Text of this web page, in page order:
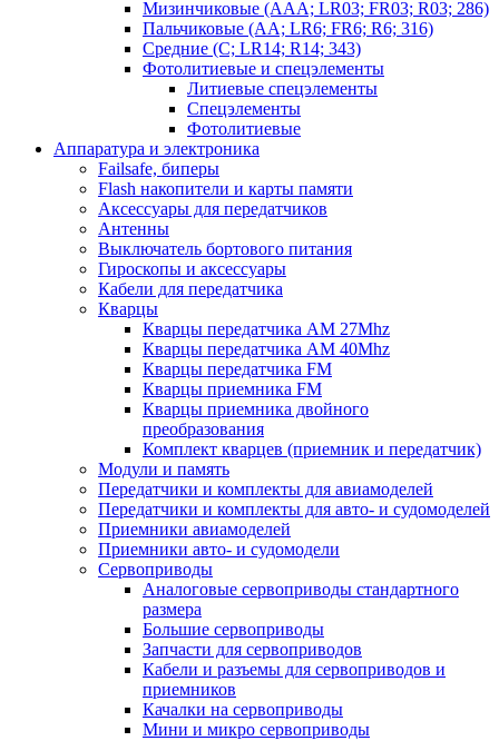
Мизинчиковые (AAA; LR03; FR03; R03; 286)
Пальчиковые (AA; LR6; FR6; R6; 316)
Средние (C; LR14; R14; 343)
Фотолитиевые и спецэлементы
Литиевые спецэлементы
Спецэлементы
Фотолитиевые
Аппаратура и электроника
Failsafe, биперы
Flash накопители и карты памяти
Аксессуары для передатчиков
Антенны
Выключатель бортового питания
Гироскопы и аксессуары
Кабели для передатчика
Кварцы
Кварцы передатчика AM 27Mhz
Кварцы передатчика AM 40Mhz
Кварцы передатчика FM
Кварцы приемника FM
Кварцы приемника двойного
преобразования
Комплект кварцев (приемник и передатчик)
Модули и память
Передатчики и комплекты для авиамоделей
Передатчики и комплекты для авто- и судомоделей
Приемники авиамоделей
Приемники авто- и судомодели
Сервоприводы
Аналоговые сервоприводы стандартного
размера
Большие сервоприводы
Запчасти для сервоприводов
Кабели и разъемы для сервоприводов и
приемников
Качалки на сервоприводы
Мини и микро сервоприводы